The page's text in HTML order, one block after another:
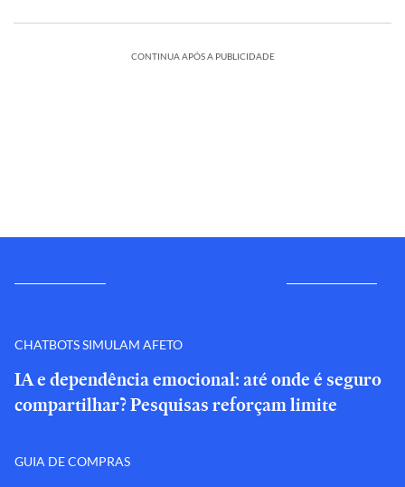
CONTINUA APÓS A PUBLICIDADE
CHATBOTS SIMULAM AFETO
IA e dependência emocional: até onde é seguro
compartilhar? Pesquisas reforçam limite
GUIA DE COMPRAS